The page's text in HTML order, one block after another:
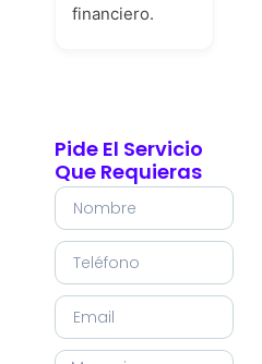
financiero.
Pide El Servicio
Que Requieras